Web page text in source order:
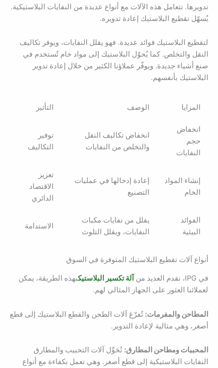
تدويرها. تتعامل هذه الآلات مع أنواع عديدة من النفايات البلاستيكية.
يُسهّل تقطيع البلاستيك إعادة تدويره.
لتقطيع البلاستيك فوائد عديدة. فهو يقلل النفايات، ويوفر تكاليف
النقل والتخلص. كما يُحوّل البلاستيك إلى مواد خام تُستخدم في
صنع أشياء جديدة. ويوفّر عملاؤنا الكثير من خلال إعادة تدوير
البلاستيك بأنفسهم.
المزايا الوصف التأثير
انخفاض
حجم
النفايات
انخفاض تكاليف النقل
والتخلص من النفايات
توفير
التكاليف
إنشاء المواد
الخام
إعادة إدخالها في عمليات
التصنيع
تعزيز
الاقتصاد
الدائري
الفوائد
البيئية
يقلل من نفايات مكبات
النفايات، ويقلل التلوث
الاستدامة
أنواع آلات تقطيع البلاستيك المتوفرة في السوق
في IPG، نقدم العديد من آلة تكسير البلاستيكبهذه الطريقة، يمكن
لعملائنا العثور على الجهاز المثالي لهم.
المطاحن والمفرمات: تُفرّغ آلات الطحن والقطع البلاستيك إلى قطع
أصغر، وهي مثالية لإعادة التدوير.
المحببات ومطاحن المطارق: تُحَوِّل آلات التحبيب والمطارق
النفايات البلاستيكية إلى قطع أصغر. وهي تعمل بكفاءة مع أنواع